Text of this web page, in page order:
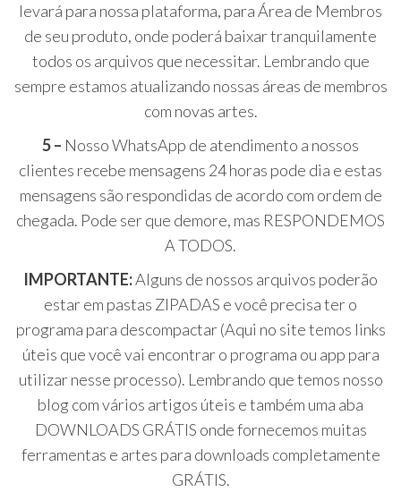
levará para nossa plataforma, para Área de Membros
de seu produto, onde poderá baixar tranquilamente
todos os arquivos que necessitar. Lembrando que
sempre estamos atualizando nossas áreas de membros
com novas artes.
5 – Nosso WhatsApp de atendimento a nossos
clientes recebe mensagens 24 horas pode dia e estas
mensagens são respondidas de acordo com ordem de
chegada. Pode ser que demore, mas RESPONDEMOS
A TODOS.
IMPORTANTE:Alguns de nossos arquivos poderão
estar em pastas ZIPADAS e você precisa ter o
programa para descompactar (Aqui no site temos links
úteis que você vai encontrar o programa ou app para
utilizar nesse processo). Lembrando que temos nosso
blog com vários artigos úteis e também uma aba
DOWNLOADS GRÁTIS onde fornecemos muitas
ferramentas e artes para downloads completamente
GRÁTIS.